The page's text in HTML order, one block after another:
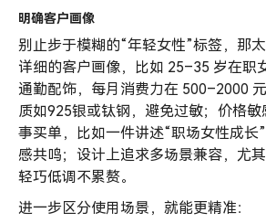
明确客户画像
别止步于模糊的“年轻女性”标签，那
详细的客户画像，比如 25–35 岁在职
通勤配饰，每月消费力在 500–2000
质如925银或钛钢，避免过敏；价格
事买单，比如一件讲述“职场女性成长
感共鸣；设计上追求多场景兼容，尤其
轻巧低调不累赘。
进一步区分使用场景，就能更精准：